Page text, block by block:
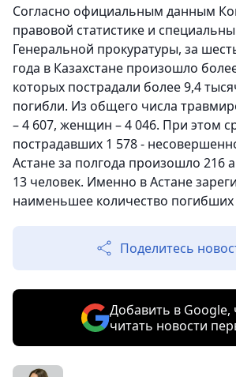
Согласно официальным данным
правовой статистике и
Генеральной прокуратуры, за
года в Казахстане произошло
которых пострадали более 9,4
погибли. Из общего числа
– 4 607, женщин – 4 046. При этом
пострадавших 1 578 -
Астане за полгода произошло 216
13 человек. Именно в Астане
наименьшее количество погибших
Поделитесь
Добавить в Google,
читать новости